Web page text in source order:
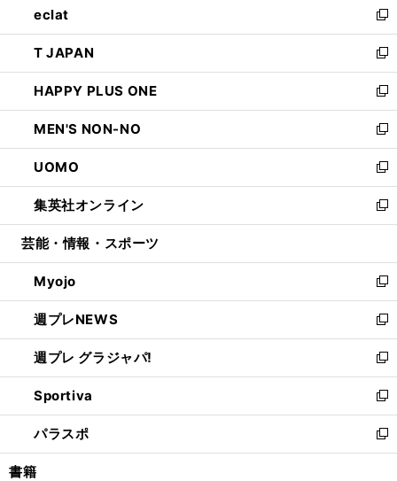
く
で
開
く
ド
ウ
で
開
く
ィ
ン
ド
ウ
で
開
く
い
ウ
ィ
ン
ド
ウ
で
開
く
eclat
新
し
い
ウ
ィ
ン
ド
ウ
で
開
く
T JAPAN
新
し
い
ウ
ィ
ン
ド
ウ
で
開
HAPPY PLUS ONE
新
し
い
ウ
ィ
ン
ド
ウ
開
く
MEN'S NON-NO
新
し
い
ウ
ィ
ン
ウ
で
開
く
UOMO
新
し
い
ウ
ン
ド
ウ
で
開
く
集英社オンライン
新
し
ウ
ィ
ン
ド
ウ
で
開
く
芸能・情報・スポーツ
Myojo
新
し
い
ウ
ィ
ン
ド
ウ
で
開
週プレNEWS
新
し
い
ウ
ィ
ン
ド
ウ
週プレ グラジャパ!
新
し
い
ウ
ィ
ン
Sportiva
新
し
い
ウ
パラスポ
新
し
書籍